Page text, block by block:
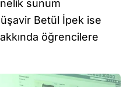
sunum
Betül İpek ise
öğrencilere